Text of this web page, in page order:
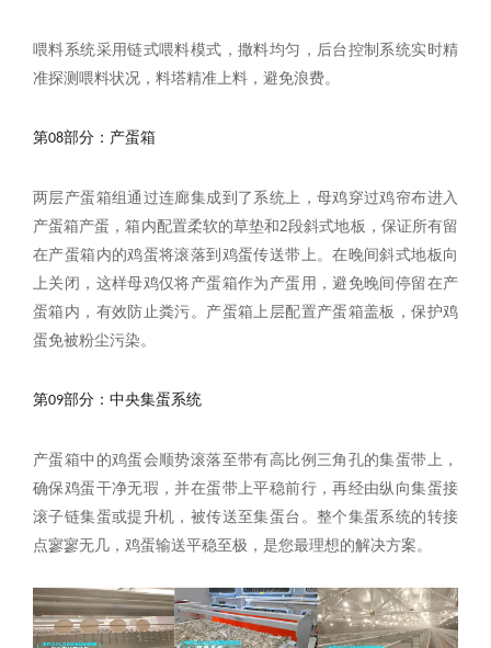
喂料系统采用链式喂料模式，撒料均匀，后台控制系统实时精
准探测喂料状况，料塔精准上料，避免浪费。
第08部分：产蛋箱
两层产蛋箱组通过连廊集成到了系统上，母鸡穿过鸡帘布进入
产蛋箱产蛋，箱内配置柔软的草垫和2段斜式地板，保证所有留
在产蛋箱内的鸡蛋将滚落到鸡蛋传送带上。在晚间斜式地板向
上关闭，这样母鸡仅将产蛋箱作为产蛋用，避免晚间停留在产
蛋箱内，有效防止粪污。产蛋箱上层配置产蛋箱盖板，保护鸡
蛋免被粉尘污染。
第09部分：中央集蛋系统
产蛋箱中的鸡蛋会顺势滚落至带有高比例三角孔的集蛋带上，
确保鸡蛋干净无瑕，并在蛋带上平稳前行，再经由纵向集蛋接
滚子链集蛋或提升机，被传送至集蛋台。整个集蛋系统的转接
点寥寥无几，鸡蛋输送平稳至极，是您最理想的解决方案。
Privacy Settings